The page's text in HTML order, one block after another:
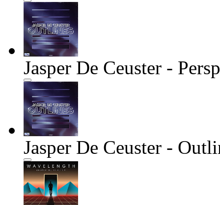
Jasper De Ceuster -
Jasper De Ceuster -